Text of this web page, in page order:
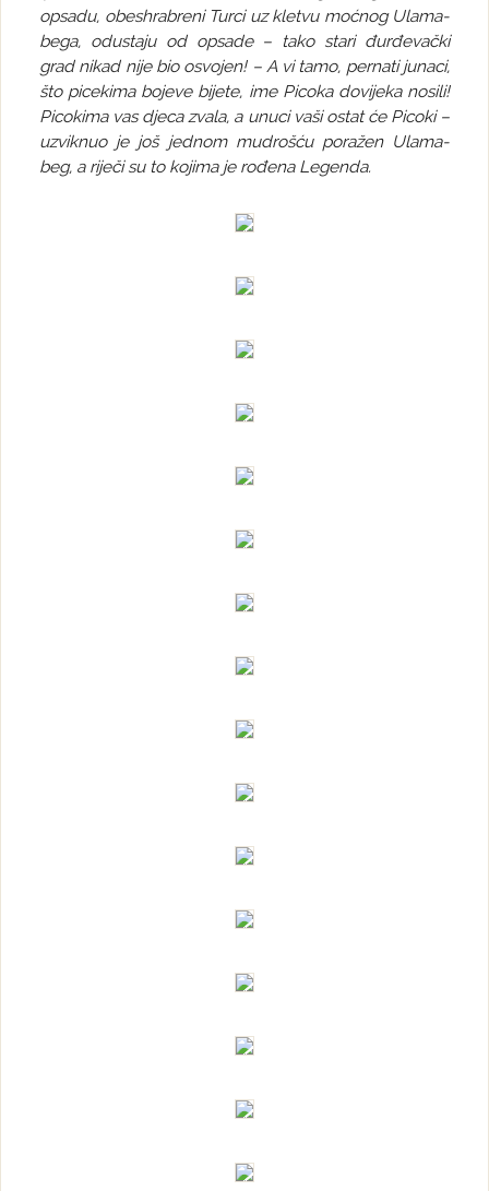
opsadu, obeshrabreni Turci uz kletvu moćnog Ulama-
bega, odustaju od opsade – tako stari đurđevački
grad nikad nije bio osvojen! – A vi tamo, pernati junaci,
što picekima bojeve bijete, ime Picoka dovijeka nosili!
Picokima vas djeca zvala, a unuci vaši ostat će Picoki –
uzviknuo je još jednom mudrošću poražen Ulama-
beg, a riječi su to kojima je rođena Legenda.